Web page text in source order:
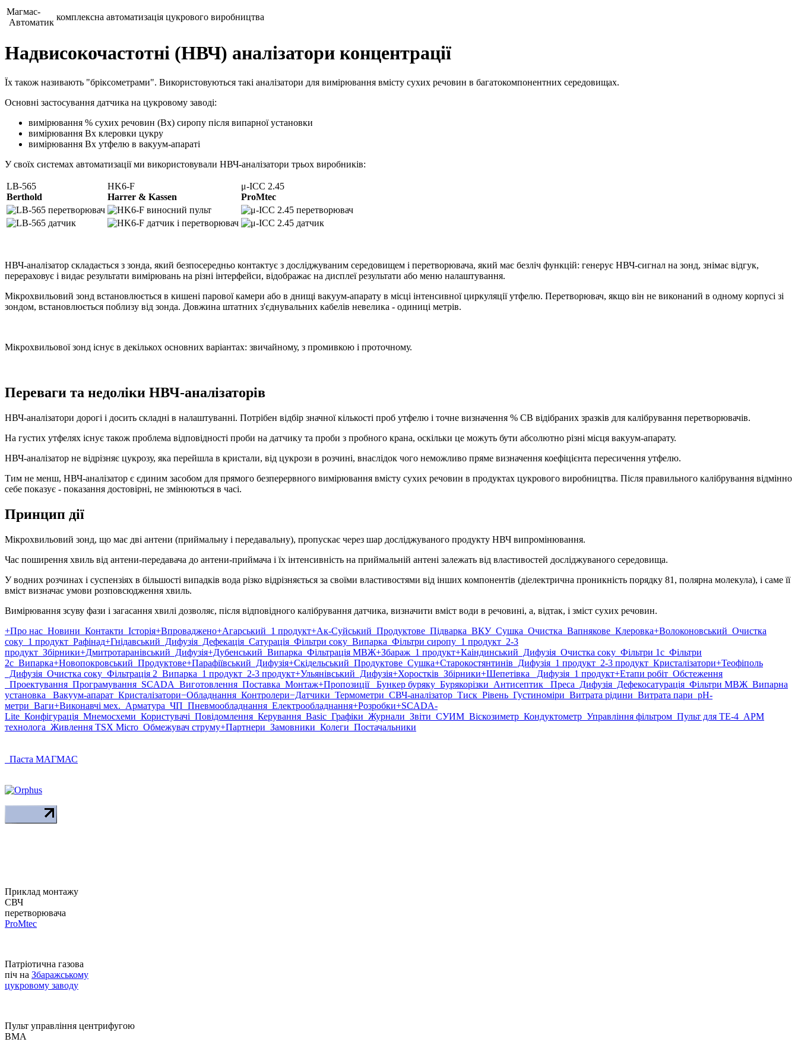
Магмас-
Автоматик
комплексна автоматизація цукрового виробництва
Надвисокочастотні (НВЧ) аналізатори концентрації
Їх також називають "бріксометрами". Використовуються такі аналізатори для вимірювання вмісту сухих речовин в багатокомпонентних середовищах.
Основні застосування датчика на цукровому заводі:
вимірювання % сухих речовин (Bx) сиропу після випарної установки
вимірювання Bx клеровки цукру
вимірювання Bx утфелю в вакуум-апараті
У своїх системах автоматизації ми використовували НВЧ-аналізатори трьох виробників:
LB-565
Berthold
HK6-F
Harrer & Kassen
μ-ICC 2.45
ProMtec
НВЧ-аналізатор складається з зонда, який безпосередньо контактує з досліджуваним середовищем і перетворювача, який має безліч функцій: генерує НВЧ-сигнал на зонд, знімає відгук,
перераховує і видає результати вимірювань на різні інтерфейси, відображає на дисплеї результати або меню налаштування.
Мікрохвильовий зонд встановлюється в кишені парової камери або в днищі вакуум-апарату в місці інтенсивної циркуляції утфелю. Перетворювач, якщо він не виконаний в одному корпусі зі
зондом, встановлюється поблизу від зонда. Довжина штатних з'єднувальних кабелів невелика - одиниці метрів.
Мікрохвильової зонд існує в декількох основних варіантах: звичайному, з промивкою і проточному.
Переваги та недоліки НВЧ-аналізаторів
НВЧ-аналізатори дорогі і досить складні в налаштуванні. Потрібен відбір значної кількості проб утфелю і точне визначення % СВ відібраних зразків для калібрування перетворювачів.
На густих утфелях існує також проблема відповідності проби на датчику та проби з пробного крана, оскільки це можуть бути абсолютно різні місця вакуум-апарату.
НВЧ-аналізатор не відрізняє цукрозу, яка перейшла в кристали, від цукрози в розчині, внаслідок чого неможливо пряме визначення коефіцієнта пересичення утфелю.
Тим не менш, НВЧ-аналізатор є єдиним засобом для прямого безперервного вимірювання вмісту сухих речовин в продуктах цукрового виробництва. Після правильного калібрування відмінно
себе показує - показання достовірні, не змінюються в часі.
Принцип дії
Мікрохвильовий зонд, що має дві антени (приймальну і передавальну), пропускає через шар досліджуваного продукту НВЧ випромінювання.
Час поширення хвиль від антени-передавача до антени-приймача і їх інтенсивність на приймальній антені залежать від властивостей досліджуваного середовища.
У водних розчинах і суспензіях в більшості випадків вода різко відрізняється за своїми властивостями від інших компонентів (діелектрична проникність порядку 81, полярна молекула), і саме її
вміст визначає умови розповсюдження хвиль.
Вимірювання зсуву фази і загасання хвилі дозволяє, після відповідного калібрування датчика, визначити вміст води в речовині, а, відтак, і зміст сухих речовин.
+Про нас Новини Контакти Історія+Впроваджено+Агарський 1 продукт+Ак-Суйський Продуктове Підварка ВКУСушка Очистка Вапнякове Клеровка+Волоконовський Очистка
соку 1 продукт Рафінад+Гнідавський Дифузія Дефекація Сатурація Фільтри соку Випарка Фільтри сиропу 1 продукт 2-3
продукт Збірники+Дмитротаранівський Дифузія+Дубенський Випарка Фільтрація МВЖ+Збараж 1 продукт+Каіндинський Дифузія Очистка соку Фільтри 1с Фільтри
2с Випарка+Новопокровський Продуктове+Парафіївський Дифузія+Скідельський Продуктове Сушка+Старокостянтинів Дифузія 1 продукт 2-3 продукт Кристалізатори+Теофіполь
Дифузія Очистка соку Фільтрація 2 Випарка 1 продукт 2-3 продукт+Ульянівський Дифузія+Хоростків Збірники+Шепетівка Дифузія 1 продукт+Етапи робіт Обстеження
Проектування Програмування SCADA Виготовлення Поставка Монтаж+Пропозиції Бункер буряку Бурякорізки Антисептик Преса Дифузія Дефекосатурація Фільтри МВЖ Випарна
установка
Вакуум-апарат Кристалізатори−Обладнання Контролери−Датчики Термометри СВЧ-аналізатор Тиск Рівень Густиноміри Витрата рідини Витрата пари рН-
метри Ваги+Виконавчі мех. Арматура ЧП Пневмообладнання Електрообладнання+Розробки+SCADA-
Lite Конфігурація Мнемосхеми Користувачі Повідомлення Керування Basic Графіки Журнали Звіти СУИМ Віскозиметр Кондуктометр Управління фільтром Пульт для ТЕ-4 АРМ
технолога Живлення TSX Micro Обмежувач струму+Партнери Замовники Колеги Постачальники
Паста МАГМАС
Приклад монтажу
СВЧ
перетворювача
ProMtec
Патріотична газова
піч на Збаражcькому
цукровому заводу
Пульт управління центрифугою
BMA